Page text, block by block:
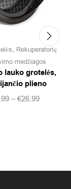
, Rekuperatorių
medžiagos
lauko grotelės,
plieno
–€26.99